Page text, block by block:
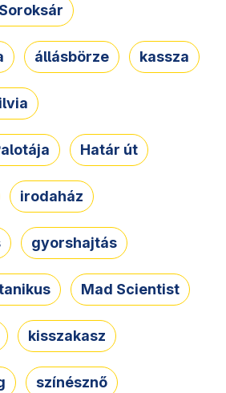
állásbörze kassza
Határ út
irodaház
gyorshajtás
Mad Scientist
kisszakasz
színésznő